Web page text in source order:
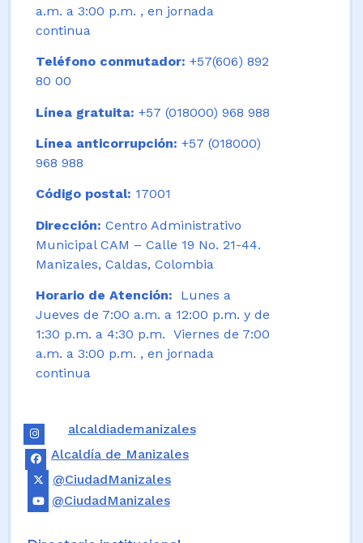
a.m. a 3:00 p.m. , en jornada
continua
Teléfono conmutador: +57(606) 892
80 00
Línea gratuita: +57 (018000) 968 988
Línea anticorrupción: +57 (018000)
968 988
Código postal: 17001
Dirección: Centro Administrativo
Municipal CAM – Calle 19 No. 21-44.
Manizales, Caldas, Colombia
Horario de Atención: Lunes a
Jueves de 7:00 a.m. a 12:00 p.m. y de
1:30 p.m. a 4:30 p.m. Viernes de 7:00
a.m. a 3:00 p.m. , en jornada
continua
alcaldiademanizales
Alcaldía de Manizales
@CiudadManizales
@CiudadManizales